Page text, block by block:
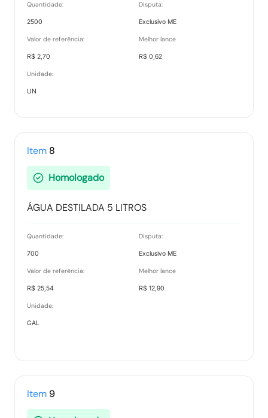
Quantidade:
2500
Disputa:
Exclusivo ME
Valor de referência:
R$ 2,70
Melhor lance
R$ 0,62
Unidade:
UN
Item 8
Homologado
ÁGUA DESTILADA 5 LITROS
Quantidade:
700
Disputa:
Exclusivo ME
Valor de referência:
R$ 25,54
Melhor lance
R$ 12,90
Unidade:
GAL
Item 9